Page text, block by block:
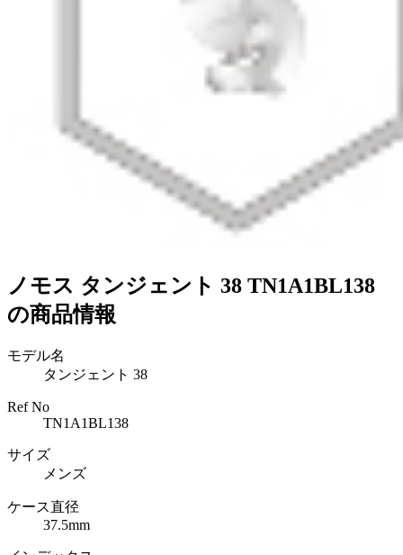
ノモス タンジェント 38 TN1A1BL138
の商品情報
モデル名
タンジェント 38
Ref No
TN1A1BL138
サイズ
メンズ
ケース直径
37.5mm